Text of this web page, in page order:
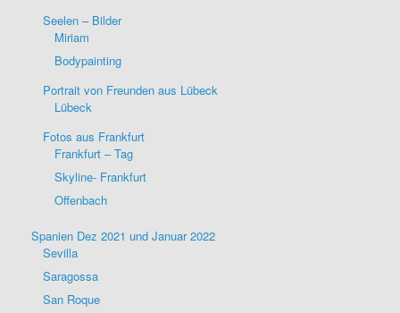
Seelen – Bilder
Miriam
Bodypainting
Portrait von Freunden aus Lübeck
Lübeck
Fotos aus Frankfurt
Frankfurt – Tag
Skyline- Frankfurt
Offenbach
Spanien Dez 2021 und Januar 2022
Sevilla
Saragossa
San Roque